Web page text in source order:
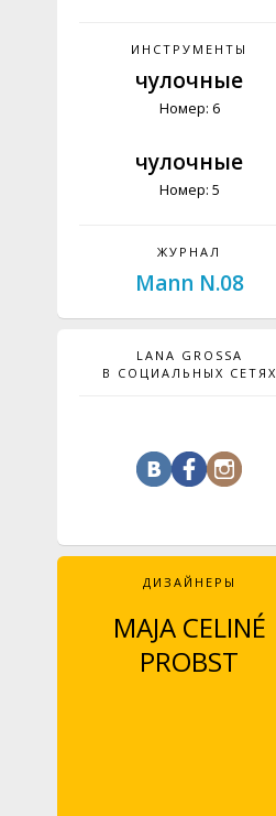
ИНСТРУМЕНТЫ
чулочные
Номер: 6
чулочные
Номер: 5
ЖУРНАЛ
Mann N.08
LANA GROSSA
В СОЦИАЛЬНЫХ СЕТЯХ
ДИЗАЙНЕРЫ
MAJA CELINÉ
PROBST